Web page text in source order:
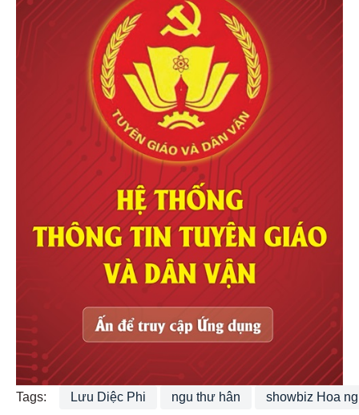
Tags: Lưu Diệc Phi ngu thư hân showbiz Hoa